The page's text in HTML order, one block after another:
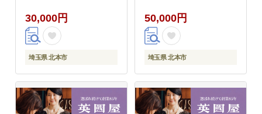
30,000円
埼玉県 北本市
50,000円
埼玉県 北本市